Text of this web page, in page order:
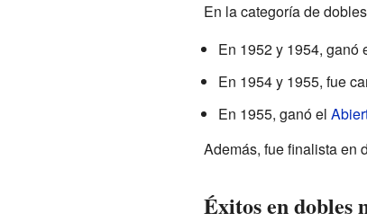
En la categoría de
En 1952 y 1954, ganó
En 1954 y 1955, fue
En 1955, ganó el
Además, fue finalista en
Éxitos en dobles